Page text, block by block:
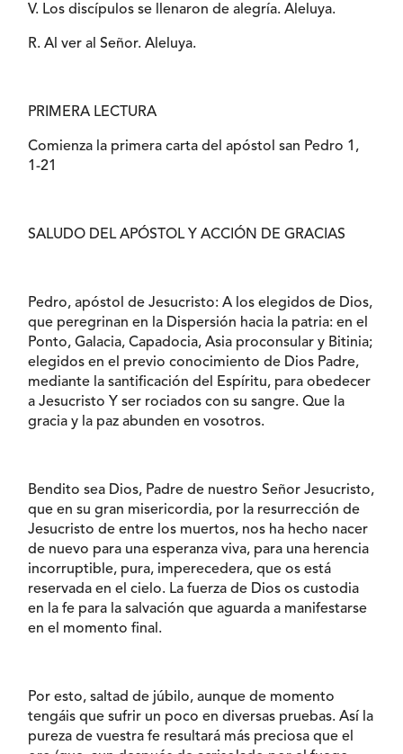
V. Los discípulos se llenaron de alegría. Aleluya.
R. Al ver al Señor. Aleluya.
PRIMERA LECTURA
Comienza la primera carta del apóstol san Pedro 1,
1-21
SALUDO DEL APÓSTOL Y ACCIÓN DE GRACIAS
Pedro, apóstol de Jesucristo: A los elegidos de Dios,
que peregrinan en la Dispersión hacia la patria: en el
Ponto, Galacia, Capadocia, Asia proconsular y Bitinia;
elegidos en el previo conocimiento de Dios Padre,
mediante la santificación del Espíritu, para obedecer
a Jesucristo Y ser rociados con su sangre. Que la
gracia y la paz abunden en vosotros.
Bendito sea Dios, Padre de nuestro Señor Jesucristo,
que en su gran misericordia, por la resurrección de
Jesucristo de entre los muertos, nos ha hecho nacer
de nuevo para una esperanza viva, para una herencia
incorruptible, pura, imperecedera, que os está
reservada en el cielo. La fuerza de Dios os custodia
en la fe para la salvación que aguarda a manifestarse
en el momento final.
Por esto, saltad de júbilo, aunque de momento
tengáis que sufrir un poco en diversas pruebas. Así la
pureza de vuestra fe resultará más preciosa que el